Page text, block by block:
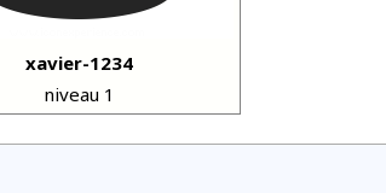
xavier-1234
niveau 1